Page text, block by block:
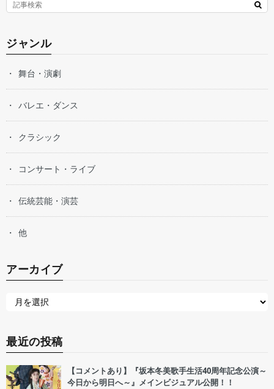
ジャンル
舞台・演劇
バレエ・ダンス
クラシック
コンサート・ライブ
伝統芸能・演芸
他
アーカイブ
最近の投稿
【コメントあり】『坂本冬美歌手生活40周年記念公演～
今日から明日へ～』メインビジュアル公開！！